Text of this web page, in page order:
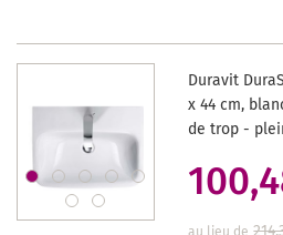
Duravit
x 44 cm,
de trop -